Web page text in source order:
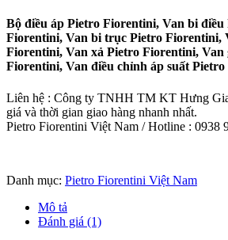
Bộ điều áp Pietro Fiorentini, Van bi điều
Fiorentini, Van bi trục Pietro Fiorentini,
Fiorentini, Van xả Pietro Fiorentini, Van
Fiorentini, Van điều chỉnh áp suất
Liên hệ : Công ty TNHH TM KT Hưng
giá và thời gian giao hàng nhanh nhất.
Pietro Fiorentini Việt Nam / Hotline : 0938
Danh mục: Pietro Fiorentini Việt Nam
Mô tả
Đánh giá (1)